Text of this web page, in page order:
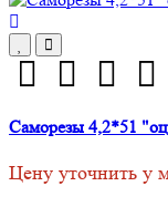
Саморезы 4,2*51
Цену уточнить у